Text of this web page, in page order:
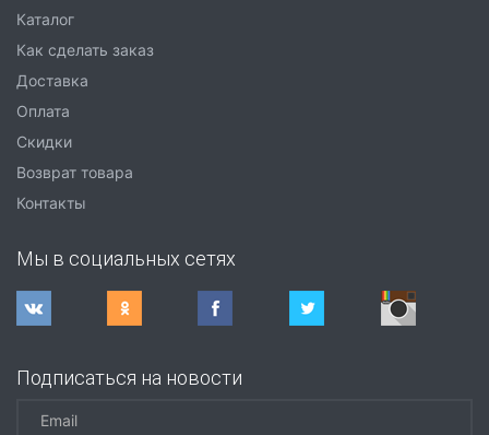
Каталог
Как сделать заказ
Доставка
Оплата
Скидки
Возврат товара
Контакты
Мы в социальных сетях
Подписаться на новости